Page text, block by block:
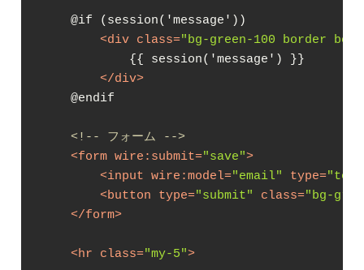
    @if (session('message'))
<div class="bg-green-100 border
            {{ session('message') }}
</div>
    @endif
<!-- フォーム -->
<form wire:submit="save">
<input wire:model="email" type=
<button type="submit" class="bg-
</form>
<hr class="my-5">